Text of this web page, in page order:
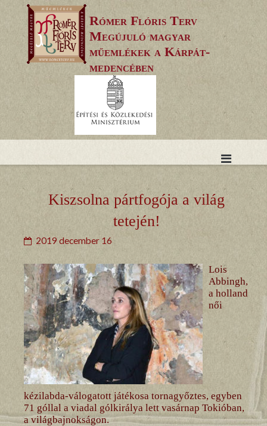
to
content
Rómer Flóris Terv
Megújuló magyar
műemlékek a Kárpát-
medencében
Kiszsolna pártfogója a világ
tetején!
2019 december 16
Lois
Abbingh,
a holland
női
kézilabda-válogatott játékosa tornagyőztes, egyben
71 góllal a viadal gólkirálya lett vasárnap Tokióban,
a világbajnokságon.